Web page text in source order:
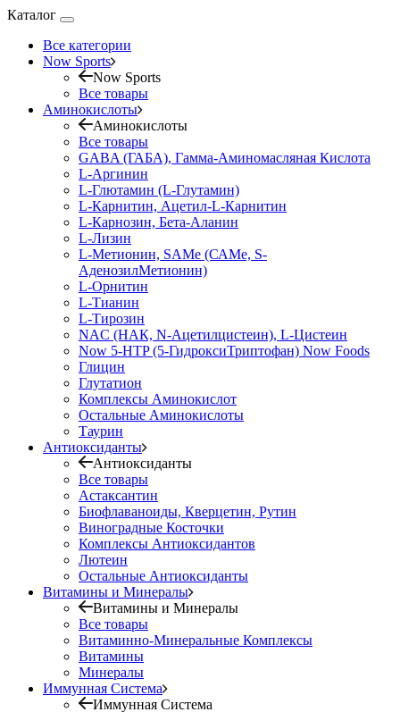
Каталог
Все категории
Now Sports
Now Sports
Все товары
Аминокислоты
Аминокислоты
Все товары
GABA (ГАБА), Гамма-Аминомасляная Кислота
L-Аргинин
L-Глютамин (L-Глутамин)
L-Карнитин, Ацетил-L-Карнитин
L-Карнозин, Бета-Аланин
L-Лизин
L-Метионин, SAMe (САМе, S-
АденозилМетионин)
L-Орнитин
L-Тианин
L-Тирозин
NAC (НАК, N-Ацетилцистеин), L-Цистеин
Now 5-HTP (5-ГидроксиТриптофан) Now Foods
Глицин
Глутатион
Комплексы Аминокислот
Остальные Аминокислоты
Таурин
Антиоксиданты
Антиоксиданты
Все товары
Астаксантин
Биофлаваноиды, Кверцетин, Рутин
Виноградные Косточки
Комплексы Антиоксидантов
Лютеин
Остальные Антиоксиданты
Витамины и Минералы
Витамины и Минералы
Все товары
Витаминно-Минеральные Комплексы
Витамины
Минералы
Иммунная Система
Иммунная Система